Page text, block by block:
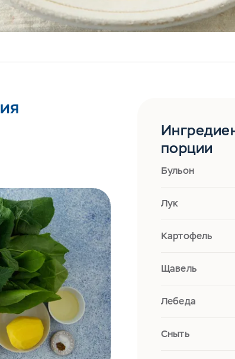
порции
Бульон
Лук
Картофель
Щавель
Лебеда
Сныть